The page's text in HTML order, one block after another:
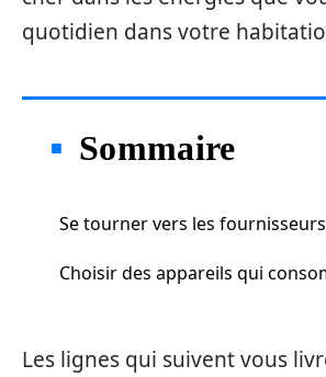
quotidien dans votre
Sommaire
Se tourner vers les
Choisir des appareils qui
Les lignes qui suivent vous